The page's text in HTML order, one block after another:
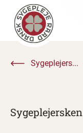
Sygeplejers...
Sygeplejersken